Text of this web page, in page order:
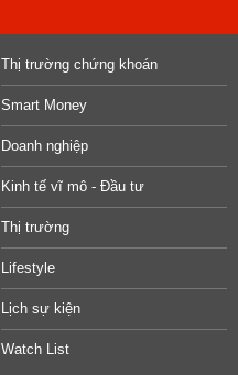
Thị trường chứng khoán
Smart Money
Doanh nghiệp
Kinh tế vĩ mô - Đầu tư
Thị trường
Lifestyle
Lịch sự kiện
Watch List